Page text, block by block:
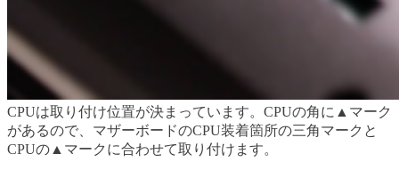
CPUは取り付け位置が決まっています。CPUの角に▲マーク
があるので、マザーボードのCPU装着箇所の三角マークと
CPUの▲マークに合わせて取り付けます。